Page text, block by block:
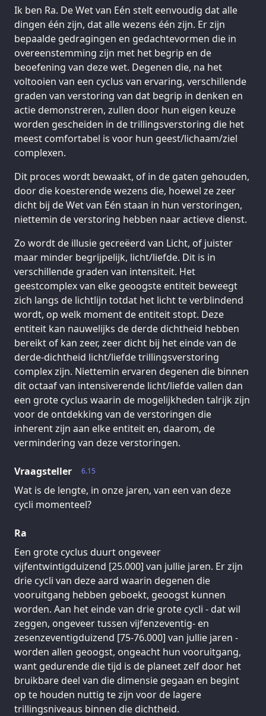
Ik ben Ra. De Wet van Eén stelt eenvoudig dat alle
dingen één zijn, dat alle wezens één zijn. Er zijn
bepaalde gedragingen en gedachtevormen die in
overeenstemming zijn met het begrip en de
beoefening van deze wet. Degenen die, na het
voltooien van een cyclus van ervaring, verschillende
graden van verstoring van dat begrip in denken en
actie demonstreren, zullen door hun eigen keuze
worden gescheiden in de trillingsverstoring die het
meest comfortabel is voor hun geest/lichaam/ziel
complexen.
Dit proces wordt bewaakt, of in de gaten gehouden,
door die koesterende wezens die, hoewel ze zeer
dicht bij de Wet van Eén staan in hun verstoringen,
niettemin de verstoring hebben naar actieve dienst.
Zo wordt de illusie gecreëerd van Licht, of juister
maar minder begrijpelijk, licht/liefde. Dit is in
verschillende graden van intensiteit. Het
geestcomplex van elke geoogste entiteit beweegt
zich langs de lichtlijn totdat het licht te verblindend
wordt, op welk moment de entiteit stopt. Deze
entiteit kan nauwelijks de derde dichtheid hebben
bereikt of kan zeer, zeer dicht bij het einde van de
derde-dichtheid licht/liefde trillingsverstoring
complex zijn. Niettemin ervaren degenen die binnen
dit octaaf van intensiverende licht/liefde vallen dan
een grote cyclus waarin de mogelijkheden talrijk zijn
voor de ontdekking van de verstoringen die
inherent zijn aan elke entiteit en, daarom, de
vermindering van deze verstoringen.
6.15
Vraagsteller
Wat is de lengte, in onze jaren, van een van deze
cycli momenteel?
Ra
Een grote cyclus duurt ongeveer
vijfentwintigduizend [25.000] van jullie jaren. Er zijn
drie cycli van deze aard waarin degenen die
vooruitgang hebben geboekt, geoogst kunnen
worden. Aan het einde van drie grote cycli - dat wil
zeggen, ongeveer tussen vijfenzeventig- en
zesenzeventigduizend [75-76.000] van jullie jaren -
worden allen geoogst, ongeacht hun vooruitgang,
want gedurende die tijd is de planeet zelf door het
bruikbare deel van die dimensie gegaan en begint
op te houden nuttig te zijn voor de lagere
trillingsniveaus binnen die dichtheid.